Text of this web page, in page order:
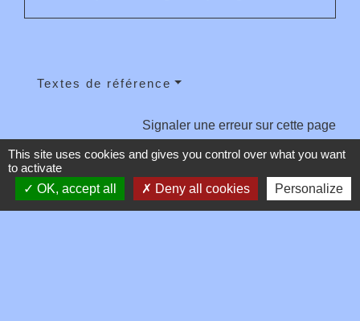
Textes de référence
Signaler une erreur sur cette page
This site uses cookies and gives you control over what you want
to activate
OK, accept all
Deny all cookies Personalize